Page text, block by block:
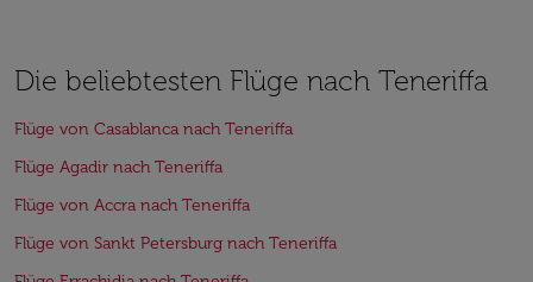
Die beliebtesten Flüge nach Teneriffa
Flüge von Casablanca nach Teneriffa
Flüge Agadir nach Teneriffa
Flüge von Accra nach Teneriffa
Flüge von Sankt Petersburg nach Teneriffa